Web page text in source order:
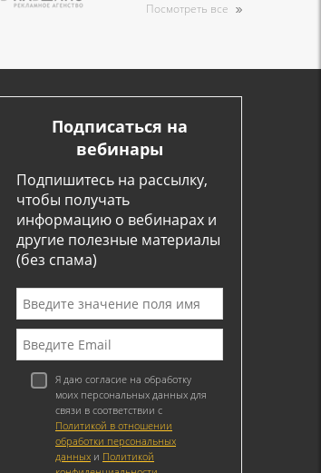
Посмотреть все
Подписаться на
вебинары
Подпишитесь на рассылку,
чтобы получать
информацию о вебинарах и
другие полезные материалы
(без спама)
Я даю согласие на обработку
моих персональных данных для
связи в соответствии с
Политикой в отношении
обработки персональных
данных и Политикой